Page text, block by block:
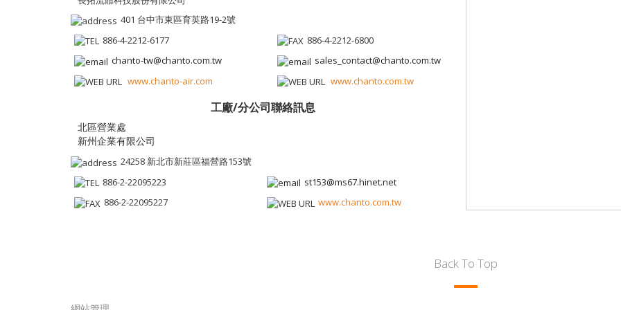
401 台中市東區育英路19-2號
886-4-2212-6177
886-4-2212-6800
chanto-tw@chanto.com.tw
sales_contact@chanto.com.tw
www.chanto-air.com
www.chanto.com.tw
工廠/分公司聯絡訊息
新州企業有限公司
24258 新北市新莊區福營路153號
886-2-22095223
886-2-22095227
st153@ms67.hinet.net
www.chanto.com.tw
Back To Top